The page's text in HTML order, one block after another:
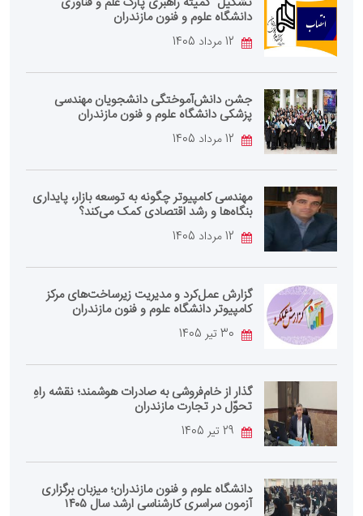
دانشگاه علوم و فنون مازندران
جشن دانش‌آموختگی دانشجویان مهندسی
پزشکی دانشگاه علوم و فنون مازندران
مهندسی کامپیوتر چگونه به توسعه بازار، پایداری
بنگاه‌ها و رشد اقتصادی کمک می‌کند؟
گزارش عمل‌کرد و مدیریت زیرساخت‌های مرکز
کامپیوتر دانشگاه علوم و فنون مازندران
گذار از خام‌فروشی به صادرات هوشمند؛ نقشه راهِ
تحوّل در تجارت مازندران
دانشگاه علوم و فنون مازندران؛ میزبان برگزاری
آزمون سراسری کارشناسی‌ ارشد سال ۱۴۰۵